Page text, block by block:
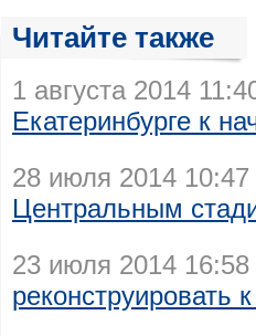
Читайте также
1 августа 2014
Екатеринбурге к
28 июля 2014 10:47
Центральным
23 июля 2014 16:58